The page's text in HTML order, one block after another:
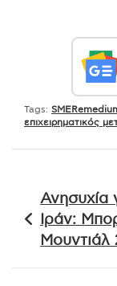
Tags:
επιχειρηματικός
άρθρων
Ανησυχία
Ιράν:
Μουντιάλ